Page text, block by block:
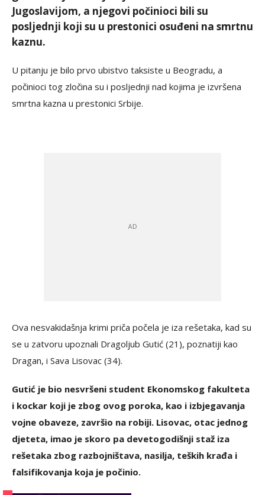
Jugoslavijom, a njegovi počinioci bili su
posljednji koji su u prestonici osuđeni na smrtnu
kaznu.
U pitanju je bilo prvo ubistvo taksiste u Beogradu, a
počinioci tog zločina su i posljednji nad kojima je izvršena
smrtna kazna u prestonici Srbije.
Ova nesvakidašnja krimi priča počela je iza rešetaka, kad su
se u zatvoru upoznali Dragoljub Gutić (21), poznatiji kao
Dragan, i Sava Lisovac (34).
Gutić je bio nesvršeni student Ekonomskog fakulteta
i kockar koji je zbog ovog poroka, kao i izbjegavanja
vojne obaveze, završio na robiji. Lisovac, otac jednog
djeteta, imao je skoro pa devetogodišnji staž iza
rešetaka zbog razbojništava, nasilja, teških krađa i
falsifikovanja koja je počinio.